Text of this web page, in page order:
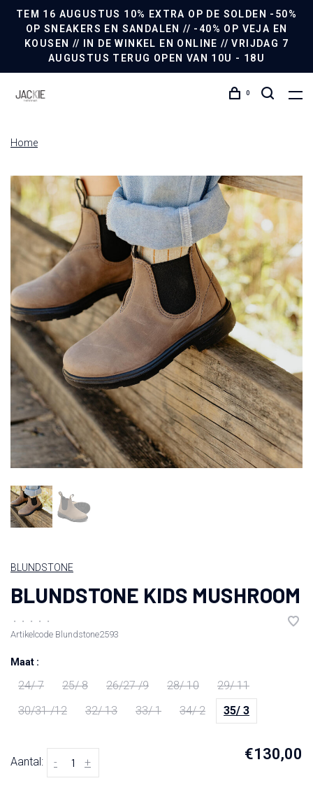
TEM 16 AUGUSTUS 10% EXTRA OP DE SOLDEN -50%
OP SNEAKERS EN SANDALEN // -40% OP VEJA EN
KOUSEN // IN DE WINKEL EN ONLINE // VRIJDAG 7
AUGUSTUS TERUG OPEN VAN 10U - 18U
0
Home
BLUNDSTONE
BLUNDSTONE KIDS MUSHROOM
• • • •
•
Artikelcode Blundstone2593
Maat :
24/ 7 25/ 8 26/27 /9 28/ 10
29/ 11
30/31 /12
32/ 13 33/ 1 34/ 2 35/ 3
Aantal: +
- €130,00